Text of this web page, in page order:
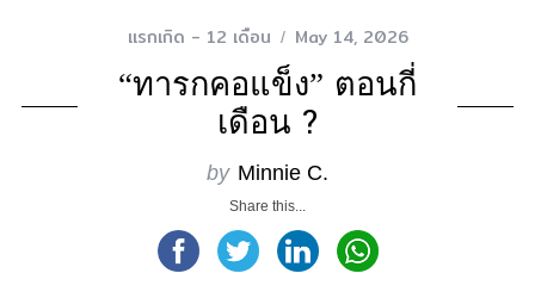
แรกเกิด - 12 เดือน May 14, 2026
“ทารกคอแข็ง” ตอนกี่
เดือน ?
by Minnie C.
Share this...